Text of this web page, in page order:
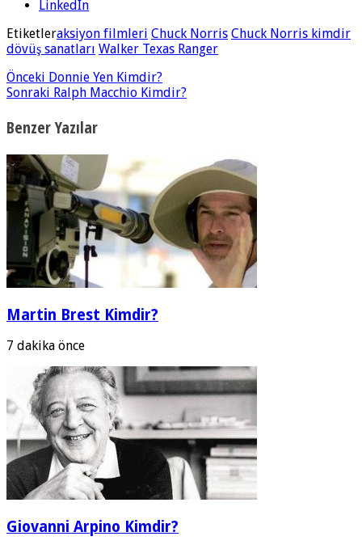
LinkedIn
Etiketleraksiyon filmleri Chuck Norris Chuck Norris kimdir
dövüş sanatları Walker Texas Ranger
Önceki Donnie Yen Kimdir?
Sonraki Ralph Macchio Kimdir?
Benzer Yazılar
Martin Brest Kimdir?
7 dakika önce
Giovanni Arpino Kimdir?